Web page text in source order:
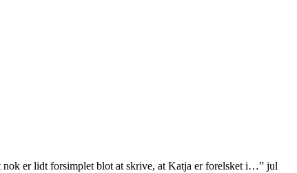
er lidt forsimplet blot at skrive, at Katja er forelsket i…” jul